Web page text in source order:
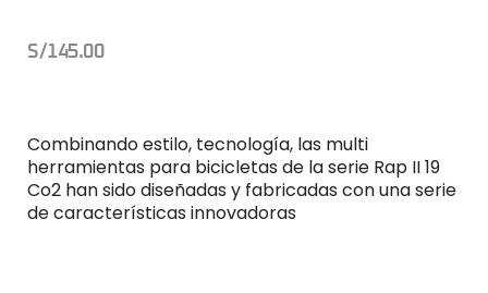
S/145.00
Combinando estilo, tecnología, las multi
herramientas para bicicletas de la serie Rap II 19
Co2 han sido diseñadas y fabricadas con una serie
de características innovadoras